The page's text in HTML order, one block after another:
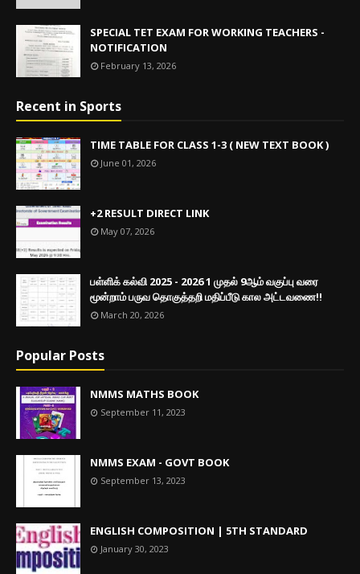
SPECIAL TET EXAM FOR WORKING TEACHERS -
NOTIFICATION
February 13, 2026
Recent in Sports
TIME TABLE FOR CLASS 1-3 ( NEW TEXT BOOK )
June 01, 2026
+2 RESULT DIRECT LINK
May 07, 2026
பள்ளிக் கல்வி 2025 - 2026 1 முதல் 9ஆம் வகுப்பு வரை
மூன்றாம் பருவ தொகுத்தறி மதிப்பீடு கால அட்டவணை!!
March 20, 2026
Popular Posts
NMMS MATHS BOOK
September 11, 2023
NMMS EXAM - GOVT BOOK
September 13, 2023
ENGLISH COMPOSITION | 5TH STANDARD
January 30, 2023